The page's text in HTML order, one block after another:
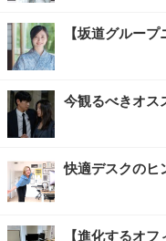
【坂道グルー
今観るべきオス
快適デスクのヒ
【進化するオフ